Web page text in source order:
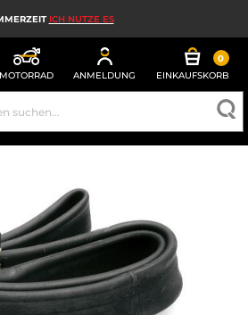
ICH NUTZE ES
MOTORRAD ANMELDUNG
0
EINKAUFSKORB
FÜR HERREN
UND TRAIL
MOTORRAD
AIRBAG